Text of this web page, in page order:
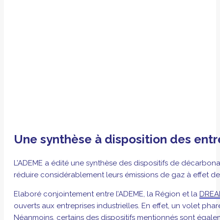
Une synthèse à disposition des
L’ADEME a édité une synthèse des dispositifs de
réduire considérablement leurs émissions de gaz à effet
Elaboré conjointement entre l’ADEME, la Région et la
ouverts aux entreprises industrielles. En effet, un volet
Néanmoins, certains des dispositifs mentionnés sont